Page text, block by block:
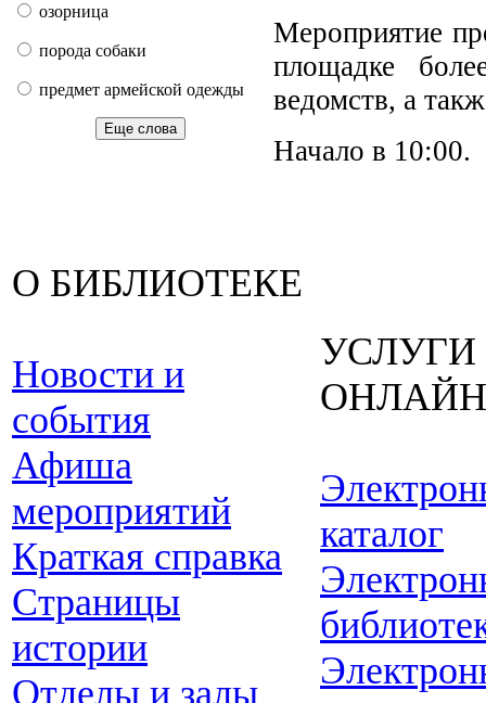
озорница
порода собаки
предмет армейской одежды
Еще слова
Мероприятие
площадке
ведомств, а
Начало в 10:00.
О БИБЛИОТЕКЕ
Новости и
события
Афиша
мероприятий
Краткая справка
Страницы
истории
Отделы и залы
УСЛУГИ
ОНЛАЙН
каталог